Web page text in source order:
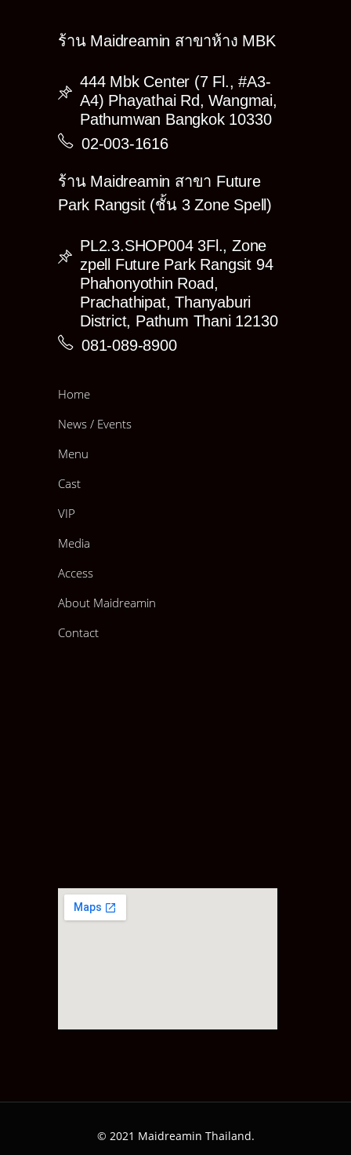
ร้าน Maidreamin สาขาห้าง MBK
444 Mbk Center (7 Fl., #A3-
A4) Phayathai Rd, Wangmai,
Pathumwan Bangkok 10330
02-003-1616
ร้าน Maidreamin สาขา Future
Park Rangsit (ชั้น 3 Zone Spell)
PL2.3.SHOP004 3Fl., Zone
zpell Future Park Rangsit 94
Phahonyothin Road,
Prachathipat, Thanyaburi
District, Pathum Thani 12130
081-089-8900
Home
News / Events
Menu
Cast
VIP
Media
Access
About Maidreamin
Contact
© 2021 Maidreamin Thailand.